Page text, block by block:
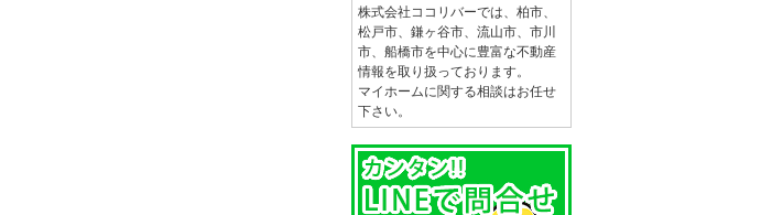
株式会社ココリバーでは、柏市、
松戸市、鎌ヶ谷市、流山市、市川
市、船橋市を中心に豊富な不動産
情報を取り扱っております。
マイホームに関する相談はお任せ
下さい。